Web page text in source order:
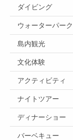
ダイビング
ウォーターパーク
島内観光
文化体験
アクティビティ
ナイトツアー
ディナーショー
バーベキュー